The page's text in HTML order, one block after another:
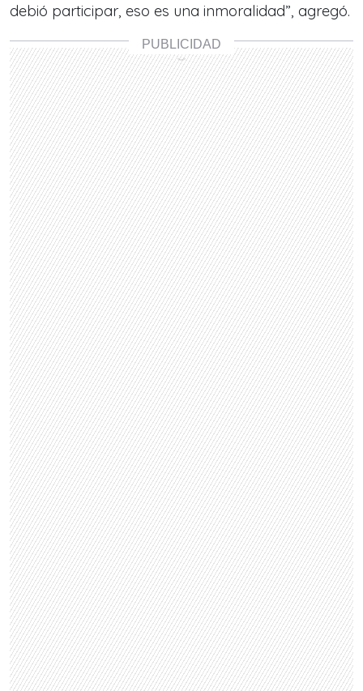
debió participar, eso es una inmoralidad”, agregó.